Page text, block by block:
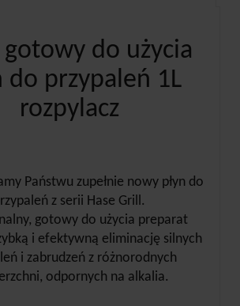
gotowy do użycia
do przypaleń 1L
rozpylacz
Państwu zupełnie nowy płyn do
z serii Hase Grill.
gotowy do użycia preparat
i efektywną eliminację silnych
i zabrudzeń z różnorodnych
odpornych na alkalia.